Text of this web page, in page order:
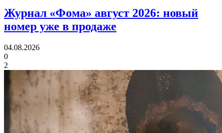
Журнал «Фома» август 2026: новый
номер уже в продаже
04.08.2026
0
2